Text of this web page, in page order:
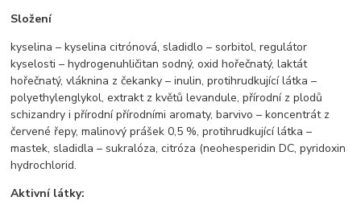
Složení
kyselina – kyselina citrónová, sladidlo – sorbitol, regulátor
kyselosti – hydrogenuhličitan sodný, oxid hořečnatý, laktát
hořečnatý, vláknina z čekanky – inulin, protihrudkující látka –
polyethylenglykol, extrakt z květů levandule, přírodní z plodů
schizandry i přírodní přírodními aromaty, barvivo – koncentrát z
červené řepy, malinový prášek 0,5 %, protihrudkující látka –
mastek, sladidla – sukralóza, citróza (neohesperidin DC, pyridoxin
hydrochlorid.
Aktivní látky: